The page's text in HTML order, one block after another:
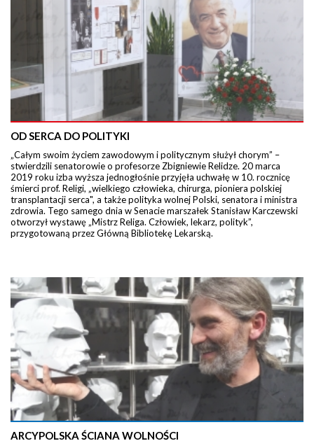
OD SERCA DO POLITYKI
„Całym swoim życiem zawodowym i politycznym służył chorym” –
stwierdzili senatorowie o profesorze Zbigniewie Relidze. 20 marca
2019 roku izba wyższa jednogłośnie przyjęła uchwałę w 10. rocznicę
śmierci prof. Religi, „wielkiego człowieka, chirurga, pioniera polskiej
transplantacji serca", a także polityka wolnej Polski, senatora i ministra
zdrowia. Tego samego dnia w Senacie marszałek Stanisław Karczewski
otworzył wystawę „Mistrz Religa. Człowiek, lekarz, polityk”,
przygotowaną przez Główną Bibliotekę Lekarską.
ARCYPOLSKA ŚCIANA WOLNOŚCI